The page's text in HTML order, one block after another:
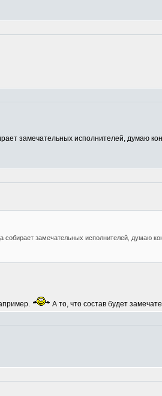
замечательных исполнителей, думаю
собирает замечательных исполнителей, думаю
А то, что состав будет